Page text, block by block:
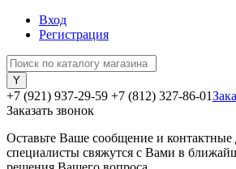
Вход
Регистрация
+7 (921) 937-29-59 +7 (812) 327-86-01
Заказать звонок
Оставьте Ваше сообщение и
специалисты свяжутся с Вами в